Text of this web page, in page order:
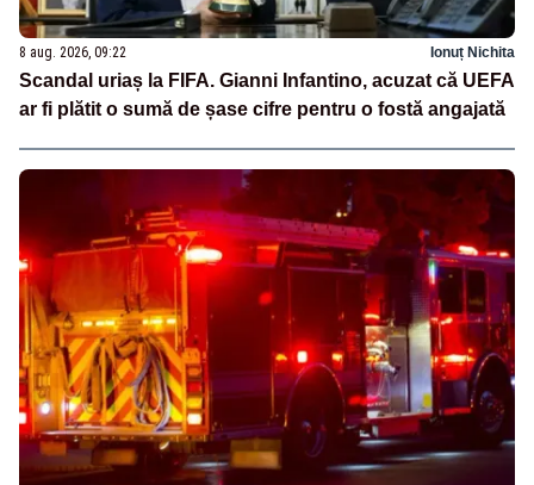
8 aug. 2026, 09:22 Ionuț Nichita
Scandal uriaș la FIFA. Gianni Infantino, acuzat că UEFA
ar fi plătit o sumă de șase cifre pentru o fostă angajată